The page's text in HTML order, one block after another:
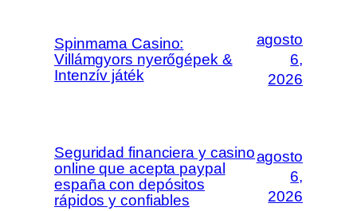
Spinmama Casino:
Villámgyors nyerőgépek &
Intenzív játék
agosto
6,
2026
Seguridad financiera y casino
online que acepta paypal
españa con depósitos
rápidos y confiables
agosto
6,
2026